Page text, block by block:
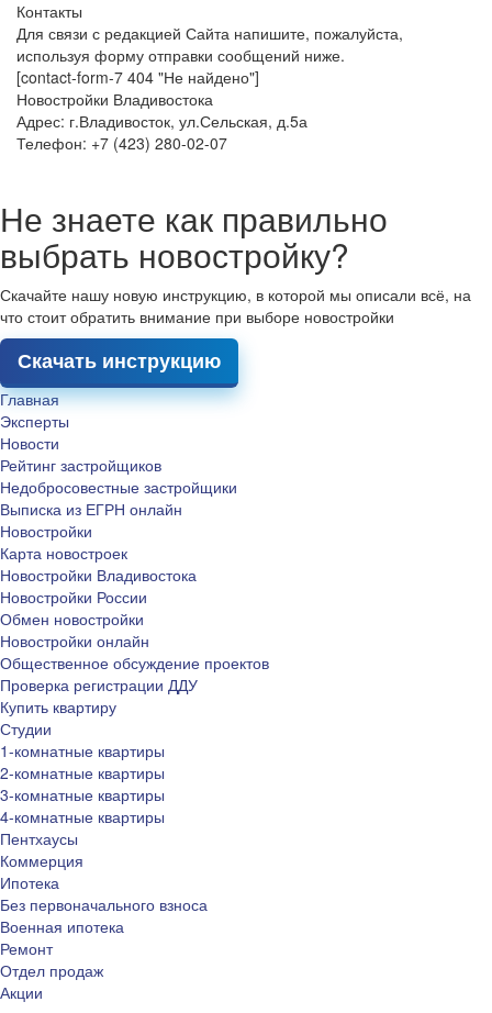
Контакты
Для связи с редакцией Сайта напишите, пожалуйста,
используя форму отправки сообщений ниже.
[contact-form-7 404 "Не найдено"]
Новостройки Владивостока
Адрес: г.Владивосток, ул.Сельская, д.5а
Телефон: +7 (423) 280-02-07
Не знаете как правильно
выбрать новостройку?
Скачайте нашу новую инструкцию, в которой мы описали всё, на
что стоит обратить внимание при выборе новостройки
Скачать инструкцию
Главная
Эксперты
Новости
Рейтинг застройщиков
Недобросовестные застройщики
Выписка из ЕГРН онлайн
Новостройки
Карта новостроек
Новостройки Владивостока
Новостройки России
Обмен новостройки
Новостройки онлайн
Общественное обсуждение проектов
Проверка регистрации ДДУ
Купить квартиру
Студии
1-комнатные квартиры
2-комнатные квартиры
3-комнатные квартиры
4-комнатные квартиры
Пентхаусы
Коммерция
Ипотека
Без первоначального взноса
Военная ипотека
Ремонт
Отдел продаж
Акции